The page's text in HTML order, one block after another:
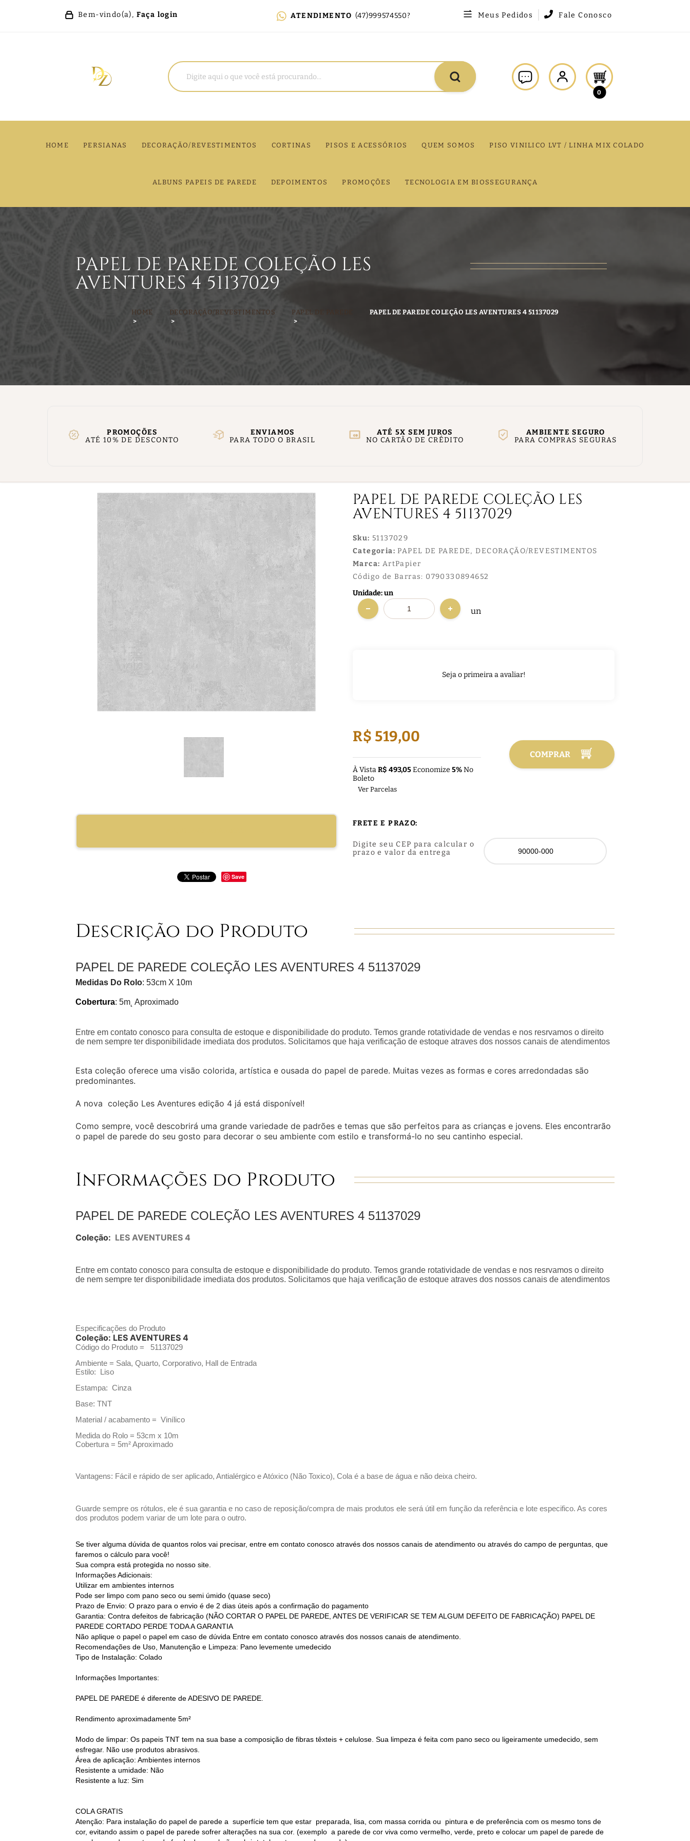
Bem-vindo(a), Faça login ATENDIMENTO (47)999574550? Meus Pedidos Fale Conosco
0
HOME PERSIANAS DECORAÇÃO/REVESTIMENTOS CORTINAS PISOS E ACESSÓRIOS QUEM SOMOS PISO VINILICO LVT / LINHA MIX COLADO
ALBUNS PAPEIS DE PAREDE DEPOIMENTOS PROMOÇÕES TECNOLOGIA EM BIOSSEGURANÇA
HOME DECORAÇÃO/REVESTIMENTOS PAPEL DE PAREDE PAPEL DE PAREDE COLEÇÃO LES AVENTURES 4 51137029
PAPEL DE PAREDE COLEÇÃO LES
AVENTURES 4 51137029
PROMOÇÕES
ATÉ 10% DE DESCONTO
ENVIAMOS
PARA TODO O BRASIL
ATÉ 5X SEM JUROS
NO CARTÃO DE CRÉDITO
AMBIENTE SEGURO
PARA COMPRAS SEGURAS
Save
PAPEL DE PAREDE COLEÇÃO LES
AVENTURES 4 51137029
Sku: 51137029
Categoria: PAPEL DE PAREDE
DECORAÇÃO/REVESTIMENTOS
Marca: ArtPapier
Código de Barras: 0790330894652
Seja o primeira a avaliar!
Unidade: un
un
R$ 519,00
À VistaR$ 493,05Economize 5%No
Boleto
Ver Parcelas
COMPRAR
FRETE E PRAZO:
Digite seu CEP para calcular o
prazo e valor da entrega
Descrição do Produto
PAPEL DE PAREDE COLEÇÃO LES AVENTURES 4 51137029
Medidas Do Rolo: 53cm X 10m
Cobertura: 5m˛ Aproximado
Entre em contato conosco para consulta de estoque e disponibilidade do produto. Temos grande rotatividade de vendas e nos resrvamos o direito
de nem sempre ter disponibilidade imediata dos produtos. Solicitamos que haja verificação de estoque atraves dos nossos canais de atendimentos
Esta coleção oferece uma visão colorida, artística e ousada do papel de parede. Muitas vezes as formas e cores arredondadas são
predominantes.
A nova coleção Les Aventures edição 4 já está disponível!
Como sempre, você descobrirá uma grande variedade de padrões e temas que são perfeitos para as crianças e jovens. Eles encontrarão
o papel de parede do seu gosto para decorar o seu ambiente com estilo e transformá-lo no seu cantinho especial.
Informações do Produto
PAPEL DE PAREDE COLEÇÃO LES AVENTURES 4 51137029
Coleção: LES AVENTURES 4
Entre em contato conosco para consulta de estoque e disponibilidade do produto. Temos grande rotatividade de vendas e nos resrvamos o direito
de nem sempre ter disponibilidade imediata dos produtos. Solicitamos que haja verificação de estoque atraves dos nossos canais de atendimentos
Especificações do Produto
Coleção: LES AVENTURES 4
Código do Produto = 51137029
Ambiente = Sala, Quarto, Corporativo, Hall de Entrada
Estilo: Liso
Estampa: Cinza
Base: TNT
Material / acabamento = Vinílico
Medida do Rolo = 53cm x 10m
Cobertura = 5m² Aproximado
Vantagens: Fácil e rápido de ser aplicado, Antialérgico e Atóxico (Não Toxico), Cola é a base de água e não deixa cheiro.
Guarde sempre os rótulos, ele é sua garantia e no caso de reposição/compra de mais produtos ele será útil em função da referência e lote especifico. As cores
dos produtos podem variar de um lote para o outro.
Se tiver alguma dúvida de quantos rolos vai precisar, entre em contato conosco através dos nossos canais de atendimento ou através do campo de perguntas, que
faremos o cálculo para você!
Sua compra está protegida no nosso site.
Informações Adicionais:
Utilizar em ambientes internos
Pode ser limpo com pano seco ou semi úmido (quase seco)
Prazo de Envio: O prazo para o envio é de 2 dias úteis após a confirmação do pagamento
Garantia: Contra defeitos de fabricação (NÃO CORTAR O PAPEL DE PAREDE, ANTES DE VERIFICAR SE TEM ALGUM DEFEITO DE FABRICAÇÃO) PAPEL DE
PAREDE CORTADO PERDE TODA A GARANTIA
Não aplique o papel o papel em caso de dúvida Entre em contato conosco através dos nossos canais de atendimento.
Recomendações de Uso, Manutenção e Limpeza: Pano levemente umedecido
Tipo de Instalação: Colado
Informações Importantes:
PAPEL DE PAREDE é diferente de ADESIVO DE PAREDE.
Rendimento aproximadamente 5m²
Modo de limpar: Os papeis TNT tem na sua base a composição de fibras têxteis + celulose. Sua limpeza é feita com pano seco ou ligeiramente umedecido, sem
esfregar. Não use produtos abrasivos.
Área de aplicação: Ambientes internos
Resistente a umidade: Não
Resistente a luz: Sim
COLA GRATIS
Atenção: Para instalação do papel de parede a superfície tem que estar preparada, lisa, com massa corrida ou pintura e de preferência com os mesmo tons de
cor, evitando assim o papel de parede sofrer alterações na sua cor. (exemplo a parede de cor viva como vermelho, verde, preto e colocar um papel de parede de